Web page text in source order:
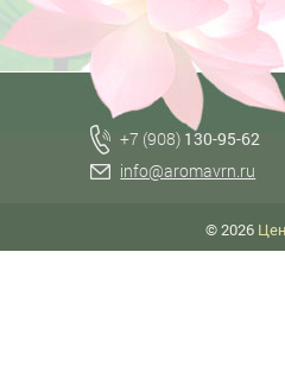
+7 (908) 130-95-62
info@aromavrn.ru
© 2026